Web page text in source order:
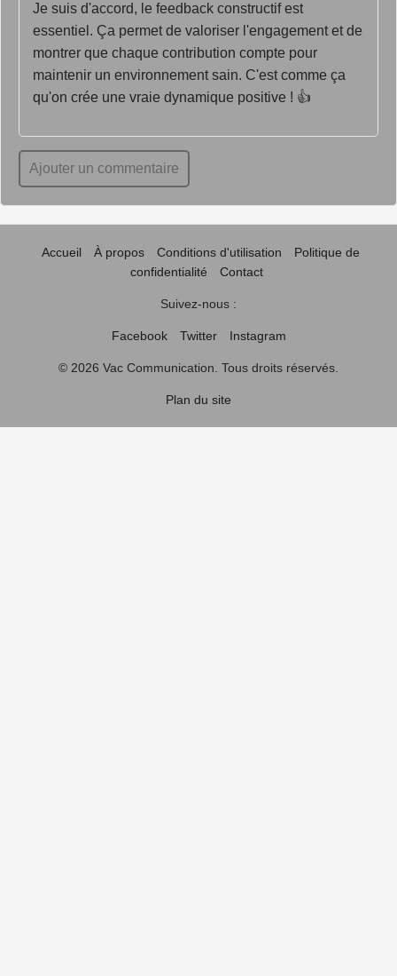
Je suis d'accord, le feedback constructif est
essentiel. Ça permet de valoriser l'engagement et de
montrer que chaque contribution compte pour
maintenir un environnement sain. C'est comme ça
qu'on crée une vraie dynamique positive ! 👍
Ajouter un commentaire
Accueil À propos Conditions d'utilisation
Politique de
confidentialité
Contact
Suivez-nous :
Facebook Twitter Instagram
© 2026 Vac Communication. Tous droits réservés.
Plan du site